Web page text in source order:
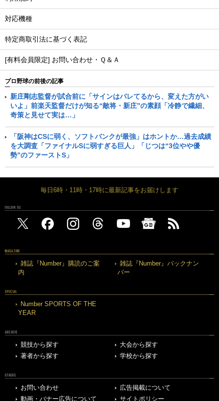
対応機種
特定商取引法に基づく表記
[有料会員限定] お問い合わせ・Ｑ＆Ａ
プロ野球の前後の記事
新庄剛志監督が試合前に「サインはバレてるから、変えた方がい
いよ」前楽天監督だけが知る“敵将・新庄”の素顔「冷静で繊細、
奇策と見せて実は…」
「阪神はCSに弱く、ソフトバンクが最強」はホントか…過去成績
を大調査「ファイナルSに弱すぎる巨人」「じつは“3位やや優
勢”のファーストS」
毎日6時・11時・17時に最新記事をお届けします
FOLLOW US
MAGAZINE
雑誌『Number』購読のご案
内
雑誌『Number』バックナン
バー
SPECIAL
Number SPORTS OF THE
YEAR
ARCHIVE
競技から探す
大会から探す
著者から探す
学校から探す
OTHERS
お問い合わせ
広告掲載について
動画・バナー広告について
サイトポリシー